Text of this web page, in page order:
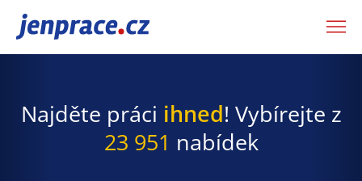
JenPráce.cz
Najděte práci ihned! Vybírejte z
23 951 nabídek